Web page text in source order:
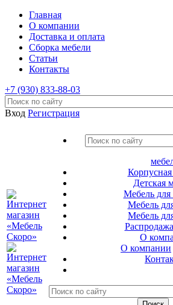
Главная
О компании
Доставка и оплата
Сборка мебели
Статьи
Контакты
+7 (930) 833-88-03
Вход Регистрация
Детская
Мебель для
Мебель
Мебель
О
О компании